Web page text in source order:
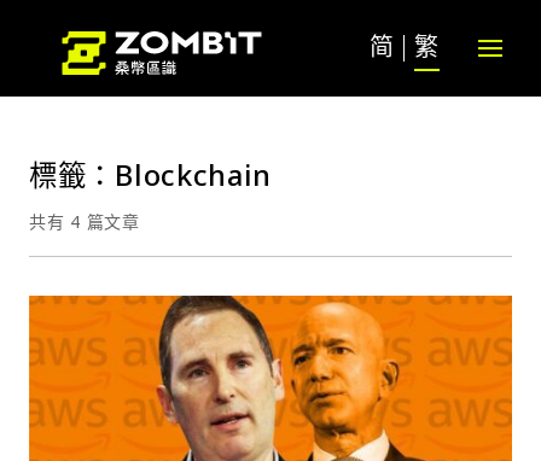
简 繁
標籤：Blockchain
共有 4 篇文章